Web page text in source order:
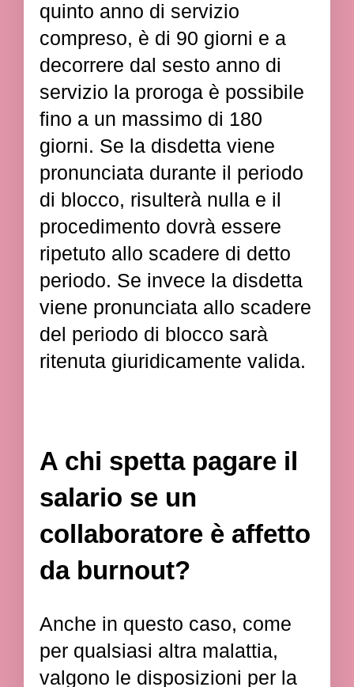
quinto anno di servizio
compreso, è di 90 giorni e a
decorrere dal sesto anno di
servizio la proroga è possibile
fino a un massimo di 180
giorni. Se la disdetta viene
pronunciata durante il periodo
di blocco, risulterà nulla e il
procedimento dovrà essere
ripetuto allo scadere di detto
periodo. Se invece la disdetta
viene pronunciata allo scadere
del periodo di blocco sarà
ritenuta giuridicamente valida.
A chi spetta pagare il
salario se un
collaboratore è affetto
da burnout?
Anche in questo caso, come
per qualsiasi altra malattia,
valgono le disposizioni per la